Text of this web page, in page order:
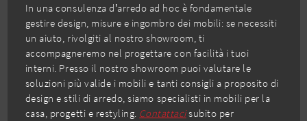
In una consulenza d’arredo ad hoc è fondamentale
gestire design, misure e ingombro dei mobili: se necessiti
un aiuto, rivolgiti al nostro showroom, ti
accompagneremo nel progettare con facilità i tuoi
interni. Presso il nostro showroom puoi valutare le
soluzioni più valide i mobili e tanti consigli a proposito di
design e stili di arredo, siamo specialisti in mobili per la
casa, progetti e restyling. Contattacisubito per